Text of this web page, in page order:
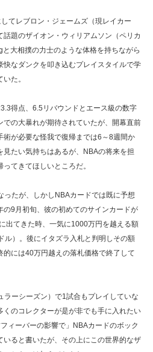
てレブロン・ジェームズ（現レイカー
題のザイオン・ウィリアムソン（ペリカ
大相撲の力士のような体格を持ちながら
なダンクを叩き込むプレイスタイルで学
た。
得点、6.5リバウンドとエース級の数字
での大暴れが期待されていたが、開幕直前
術が必要な怪我で復帰までは6～8週間か
たい気持ちはあるが、NBAの将来を担
てきてほしいところだ。
たが、しかしNBAカードでは既に予想
の9月初旬、彼の初めてのサインカードが
出てきた時、一気に1000万円を越える額
ル）。後にイタズラ入札と判明しその額
には40万円越えの落札価格で終了して
ーシーズン）で1試合もプレイしていな
くのコレクターが是が非でも手に入れたい
ィーバーの影響で」NBAカードのボック
いると書いたが、その上にこの世界的なザ